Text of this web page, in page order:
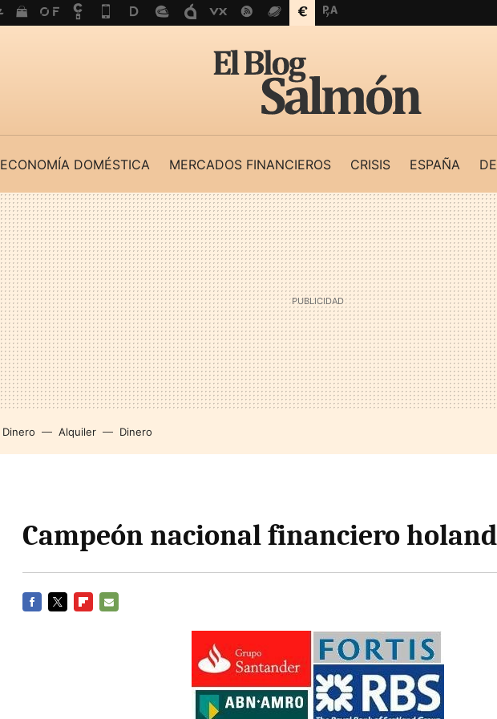
ECONOMÍA DOMÉSTICA MERCADOS FINANCIEROS CRISIS ESPAÑA
Dinero Alquiler Dinero
Campeón nacional financiero